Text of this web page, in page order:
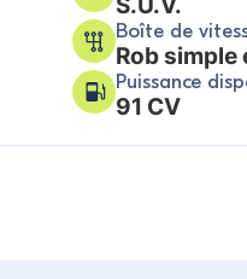
Boîte de
Rob simple
Puissance
91 CV